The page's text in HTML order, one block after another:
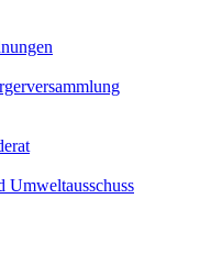
Umweltausschuss